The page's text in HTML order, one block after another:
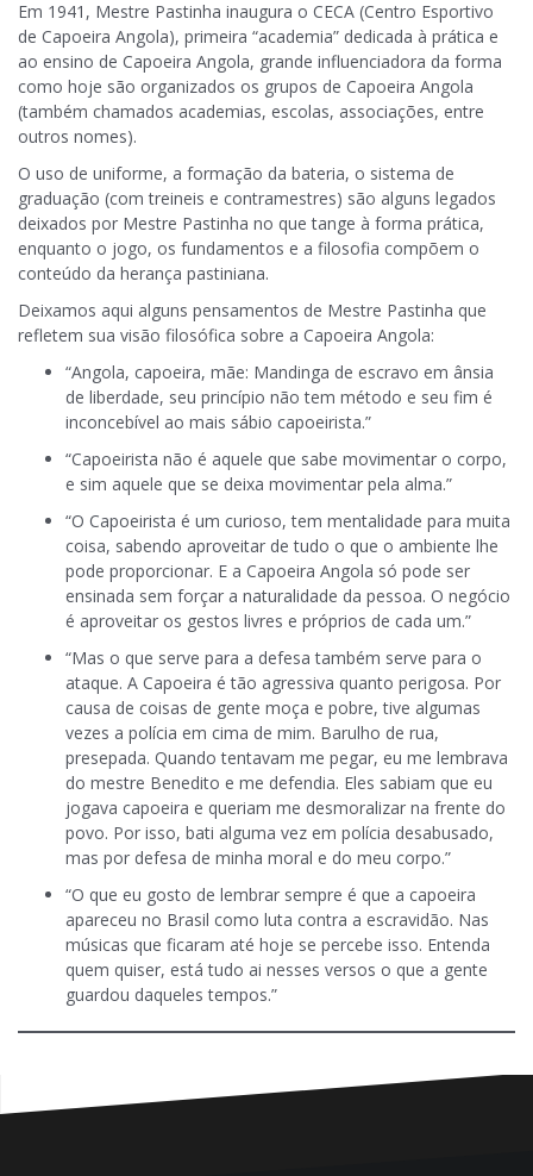
Em 1941, Mestre Pastinha inaugura o CECA (Centro Esportivo
de Capoeira Angola), primeira “academia” dedicada à prática e
ao ensino de Capoeira Angola, grande influenciadora da forma
como hoje são organizados os grupos de Capoeira Angola
(também chamados academias, escolas, associações, entre
outros nomes).
O uso de uniforme, a formação da bateria, o sistema de
graduação (com treineis e contramestres) são alguns legados
deixados por Mestre Pastinha no que tange à forma prática,
enquanto o jogo, os fundamentos e a filosofia compõem o
conteúdo da herança pastiniana.
Deixamos aqui alguns pensamentos de Mestre Pastinha que
refletem sua visão filosófica sobre a Capoeira Angola:
“Angola, capoeira, mãe: Mandinga de escravo em ânsia
de liberdade, seu princípio não tem método e seu fim é
inconcebível ao mais sábio capoeirista.”
“Capoeirista não é aquele que sabe movimentar o corpo,
e sim aquele que se deixa movimentar pela alma.”
“O Capoeirista é um curioso, tem mentalidade para muita
coisa, sabendo aproveitar de tudo o que o ambiente lhe
pode proporcionar. E a Capoeira Angola só pode ser
ensinada sem forçar a naturalidade da pessoa. O negócio
é aproveitar os gestos livres e próprios de cada um.”
“Mas o que serve para a defesa também serve para o
ataque. A Capoeira é tão agressiva quanto perigosa. Por
causa de coisas de gente moça e pobre, tive algumas
vezes a polícia em cima de mim. Barulho de rua,
presepada. Quando tentavam me pegar, eu me lembrava
do mestre Benedito e me defendia. Eles sabiam que eu
jogava capoeira e queriam me desmoralizar na frente do
povo. Por isso, bati alguma vez em polícia desabusado,
mas por defesa de minha moral e do meu corpo.”
“O que eu gosto de lembrar sempre é que a capoeira
apareceu no Brasil como luta contra a escravidão. Nas
músicas que ficaram até hoje se percebe isso. Entenda
quem quiser, está tudo ai nesses versos o que a gente
guardou daqueles tempos.”